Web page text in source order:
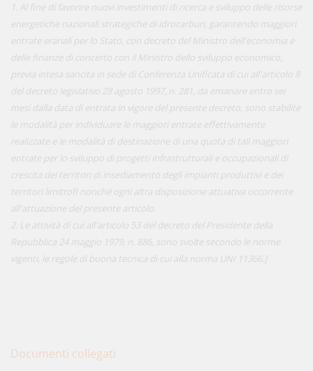
1. Al fine di favorire nuovi investimenti di ricerca e sviluppo delle risorse
energetiche nazionali strategiche di idrocarburi, garantendo maggiori
entrate erariali per lo Stato, con decreto del Ministro dell'economia e
delle finanze di concerto con il Ministro dello sviluppo economico,
previa intesa sancita in sede di Conferenza Unificata di cui all'articolo 8
del decreto legislativo 28 agosto 1997, n. 281, da emanare entro sei
mesi dalla data di entrata in vigore del presente decreto, sono stabilite
le modalità per individuare le maggiori entrate effettivamente
realizzate e le modalità di destinazione di una quota di tali maggiori
entrate per lo sviluppo di progetti infrastrutturali e occupazionali di
crescita dei territori di insediamento degli impianti produttivi e dei
territori limitrofi nonché ogni altra disposizione attuativa occorrente
all'attuazione del presente articolo.
2. Le attività di cui all'articolo 53 del decreto del Presidente della
Repubblica 24 maggio 1979, n. 886, sono svolte secondo le norme
vigenti, le regole di buona tecnica di cui alla norma UNI 11366.]
Documenti collegati